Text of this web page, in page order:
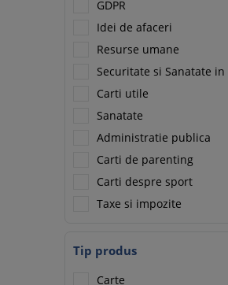
GDPR
Idei de afaceri
Resurse umane
Securitate si Sanatate
Carti utile
Sanatate
Administratie publica
Carti de parenting
Carti despre sport
Taxe si impozite
Tip produs
Carte